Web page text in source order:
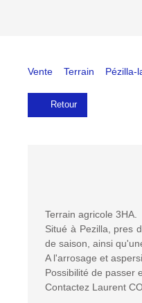
Vente Terrain Pézilla-
Retour
Terrain agricole 3HA.
Situé à Pezilla, pres
de saison, ainsi
A l'arrosage et
Possibilité de passer
Contactez Laurent